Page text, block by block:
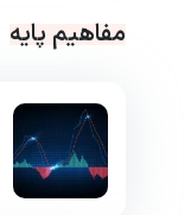
مفاهیم پایه